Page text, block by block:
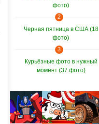
фото)
2
Черная пятница в США (18
фото)
3
Курьёзные фото в нужный
момент (37 фото)